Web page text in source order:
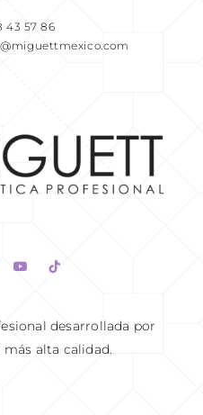
43 57 86
desarrollada por
alta calidad.